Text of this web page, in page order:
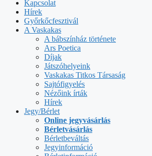
Kapcsolat
Hírek
Győrkőcfesztivál
A Vaskakas
A bábszínház története
Ars Poetica
Díjak
Játszóhelyeink
Vaskakas Titkos Társaság
Sajtófigyelés
Nézőink írták
Hírek
Jegy/Bérlet
Online jegyvásárlás
Bérletvásárlás
Bérletbeváltás
Jegyinformáció